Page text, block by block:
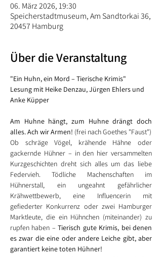
06. März 2026, 19:30
Speicherstadtmuseum, Am Sandtorkai 36,
20457 Hamburg
Über die Veranstaltung
"Ein Huhn, ein Mord – Tierische Krimis"
Lesung mit Heike Denzau, Jürgen Ehlers und
Anke Küpper
Am Huhne hängt, zum Huhne drängt doch
alles. Ach wir Armen!
Ob schräge Vögel, krähende Hähne oder
gackernde Hühner – in den hier versammelten
Kurzgeschichten dreht sich alles um das liebe
Federvieh. Tödliche Machenschaften im
Hühnerstall, ein ungeahnt gefährlicher
Krähwettbewerb, eine Influencerin mit
gefiederter Konkurrenz oder zwei Hamburger
Marktleute, die ein Hühnchen (miteinander) zu
rupfen haben – Tierisch gute Krimis, bei denen
es zwar die eine oder andere Leiche gibt, aber
garantiert keine toten Hühner!